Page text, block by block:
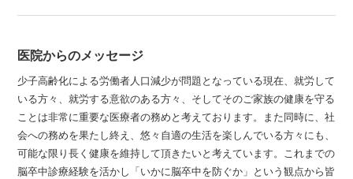
医院からのメッセージ
少子高齢化による労働者人口減少が問題となっている現在、就労して
いる方々、就労する意欲のある方々、そしてそのご家族の健康を守る
ことは非常に重要な医療者の務めと考えております。また同時に、社
会への務めを果たし終え、悠々自適の生活を楽しんでいる方々にも、
可能な限り長く健康を維持して頂きたいと考えています。これまでの
脳卒中診療経験を活かし「いかに脳卒中を防ぐか」という観点から皆